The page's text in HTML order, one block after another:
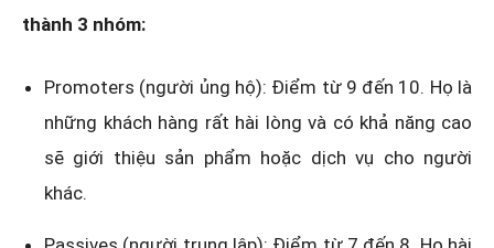
thành 3 nhóm:
Promoters (người ủng hộ): Điểm từ 9 đến 10. Họ là
những khách hàng rất hài lòng và có khả năng cao
sẽ giới thiệu sản phẩm hoặc dịch vụ cho người
khác.